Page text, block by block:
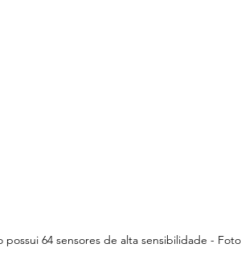
possui 64 sensores de alta sensibilidade -